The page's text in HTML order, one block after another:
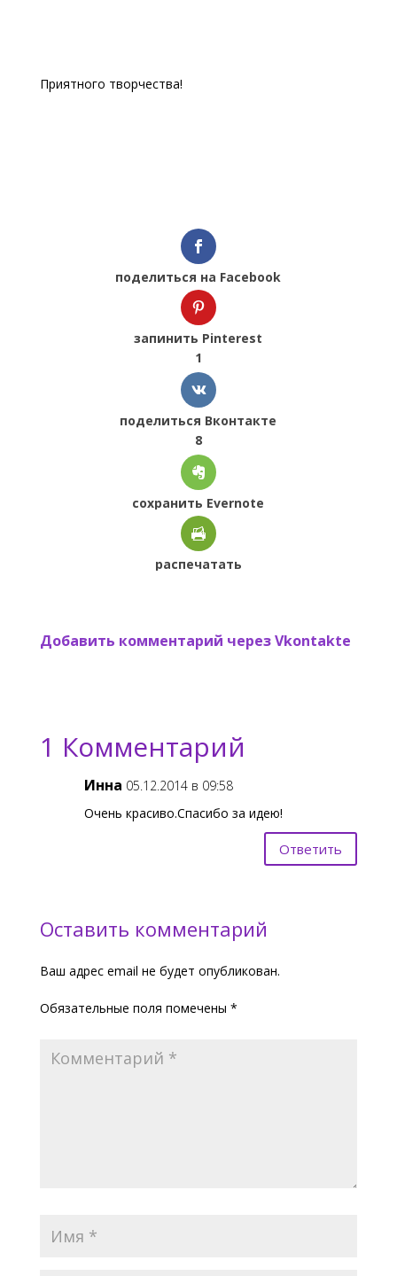
Приятного творчества!
поделиться на Facebook
запинить Pinterest
1
поделиться Вконтакте
8
сохранить Evernote
распечатать
Добавить комментарий через Vkontakte
1 Комментарий
Инна 05.12.2014 в 09:58
Очень красиво.Спасибо за идею!
Ответить
Оставить комментарий
Ваш адрес email не будет опубликован.
Обязательные поля помечены *